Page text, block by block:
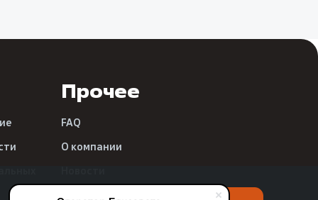
Прочее
FAQ
О компании